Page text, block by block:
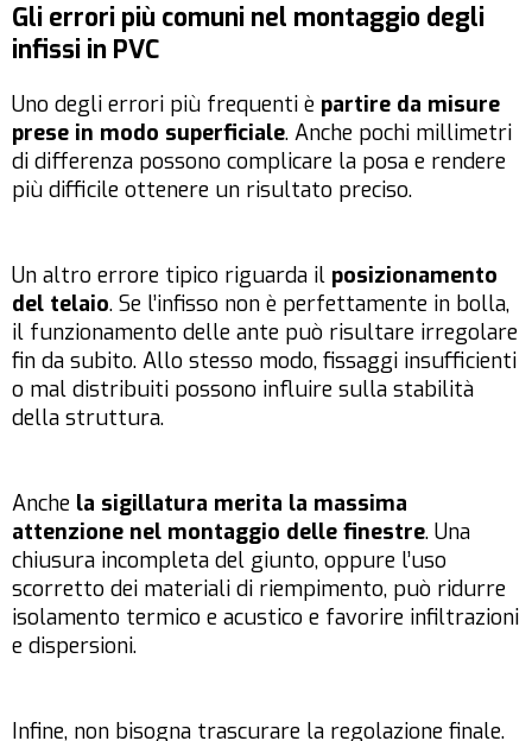
Gli errori più comuni nel montaggio degli
infissi in PVC
Uno degli errori più frequenti è partire da misure
prese in modo superficiale. Anche pochi millimetri
di differenza possono complicare la posa e rendere
più difficile ottenere un risultato preciso.
Un altro errore tipico riguarda il posizionamento
del telaio. Se l’infisso non è perfettamente in bolla,
il funzionamento delle ante può risultare irregolare
fin da subito. Allo stesso modo, fissaggi insufficienti
o mal distribuiti possono influire sulla stabilità
della struttura.
Anche la sigillatura merita la massima
attenzione nel montaggio delle finestre. Una
chiusura incompleta del giunto, oppure l’uso
scorretto dei materiali di riempimento, può ridurre
isolamento termico e acustico e favorire infiltrazioni
e dispersioni.
Infine, non bisogna trascurare la regolazione finale.